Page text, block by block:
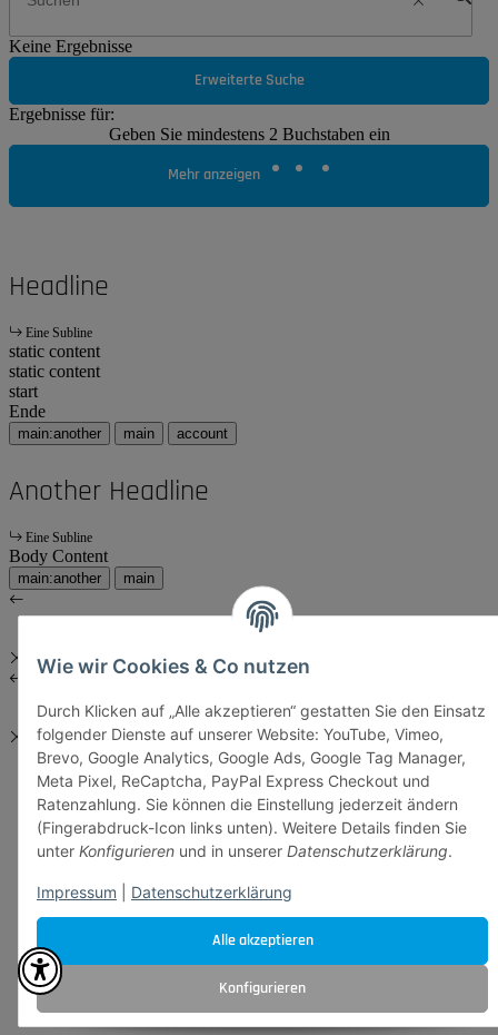
Alle akzeptieren
Konfigurieren
Wie wir Cookies & Co nutzen
Durch Klicken auf „Alle akzeptieren“ gestatten Sie den Einsatz
folgender Dienste auf unserer Website: YouTube, Vimeo,
Brevo, Google Analytics, Google Ads, Google Tag Manager,
Meta Pixel, ReCaptcha, PayPal Express Checkout und
Ratenzahlung. Sie können die Einstellung jederzeit ändern
(Fingerabdruck-Icon links unten). Weitere Details finden Sie
unter Konfigurieren und in unserer Datenschutzerklärung.
Impressum Datenschutzerklärung
Keine Ergebnisse
Erweiterte Suche
Ergebnisse für:
Geben Sie mindestens 2 Buchstaben ein
Mehr anzeigen
Headline
Eine Subline
static content
static content
start
Ende
main:another main account
Another Headline
Eine Subline
Body Content
main:another main